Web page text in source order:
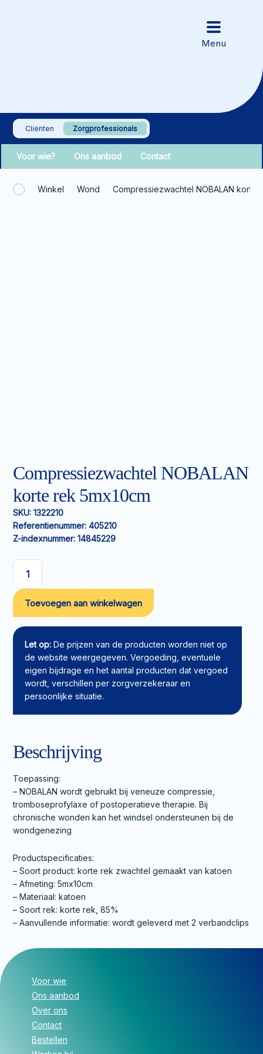
Cliënten Zorgprofessionals
Voor wie? Ons aanbod Contact
Winkel Wond Compressiezwachtel NOBALAN korte
Compressiezwachtel NOBALAN
korte rek 5mx10cm
SKU: 1322210
Referentienummer: 405210
Z-indexnummer: 14845229
Compressiezwachtel
NOBALAN
korte
rek
5mx10cm
aantal
Toevoegen aan winkelwagen
Let op: De prijzen van de producten worden niet op
de website weergegeven. Vergoeding, eventuele
eigen bijdrage en het aantal producten dat vergoed
wordt, verschillen per zorgverzekeraar en
persoonlijke situatie.
Beschrijving
Toepassing:
– NOBALAN wordt gebruikt bij veneuze compressie,
tromboseprofylaxe of postoperatieve therapie. Bij
chronische wonden kan het windsel ondersteunen bij de
wondgenezing
Productspecificaties:
– Soort product: korte rek zwachtel gemaakt van katoen
– Afmeting: 5mx10cm
– Materiaal: katoen
– Soort rek: korte rek, 85%
– Aanvullende informatie: wordt geleverd met 2 verbandclips
Voor wie
Ons aanbod
Over ons
Contact
Bestellen